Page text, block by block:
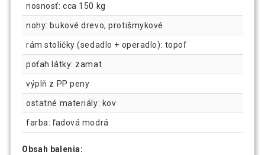
nosnosť: cca 150 kg
nohy: bukové drevo, protišmykové
rám stoličky (sedadlo + operadlo): topoľ
poťah látky: zamat
výplň z PP peny
ostatné materiály: kov
farba: ľadová modrá
Obsah balenia: